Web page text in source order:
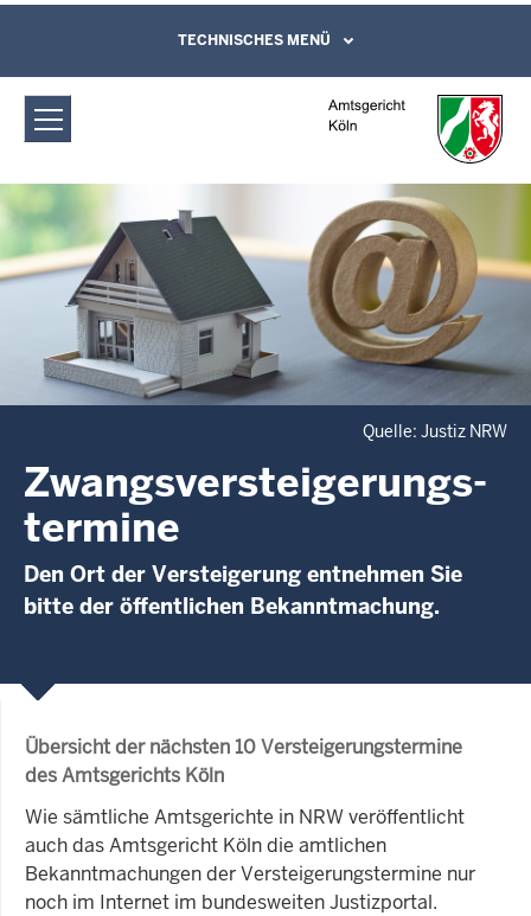
Amtsgericht Köln:
Zwangsversteigerungs­termine
Direkt zum Inhalt
Leichte Sprache, Gebärdensprachenvideo
und Kontaktformular
TECHNISCHES MENÜ
Quelle: Justiz NRW
Zwangsversteigerungs­
termine
Den Ort der Versteigerung entnehmen Sie
bitte der öffentlichen Bekanntmachung.
Übersicht der nächsten 10 Versteigerungstermine
des Amtsgerichts Köln
Wie sämtliche Amtsgerichte in NRW veröffentlicht
auch das Amtsgericht Köln die amtlichen
Bekanntmachungen der Versteigerungstermine nur
noch im Internet im bundesweiten Justizportal.